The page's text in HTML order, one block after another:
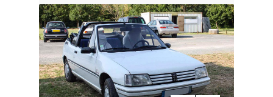
BONJOURLAVIEILLE ?
MODÈLES ET MARQUES
COMMENT FONCTIONNE BLV ?